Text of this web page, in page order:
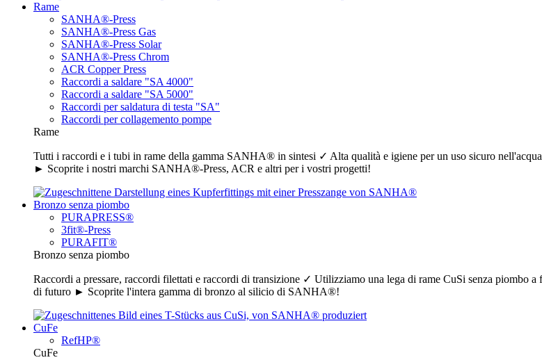
Rame
SANHA®-Press
SANHA®-Press Gas
SANHA®-Press Solar
SANHA®-Press Chrom
ACR Copper Press
Raccordi a saldare "SA 4000"
Raccordi a saldare "SA 5000"
Raccordi per saldatura di testa "SA"
Raccordi per collagemento pompe
Rame
Tutti i raccordi e i tubi in rame della gamma SANHA® in sintesi ✓ Alta qualità e igiene per un uso sicuro
► Scoprite i nostri marchi SANHA®-Press, ACR e altri per i vostri progetti!
Bronzo senza piombo
PURAPRESS®
3fit®-Press
PURAFIT®
Bronzo senza piombo
Raccordi a pressare, raccordi filettati e raccordi di transizione ✓ Utilizziamo una lega di rame CuSi senza piombo
di futuro ► Scoprite l'intera gamma di bronzo al silicio di SANHA®!
CuFe
RefHP®
CuFe